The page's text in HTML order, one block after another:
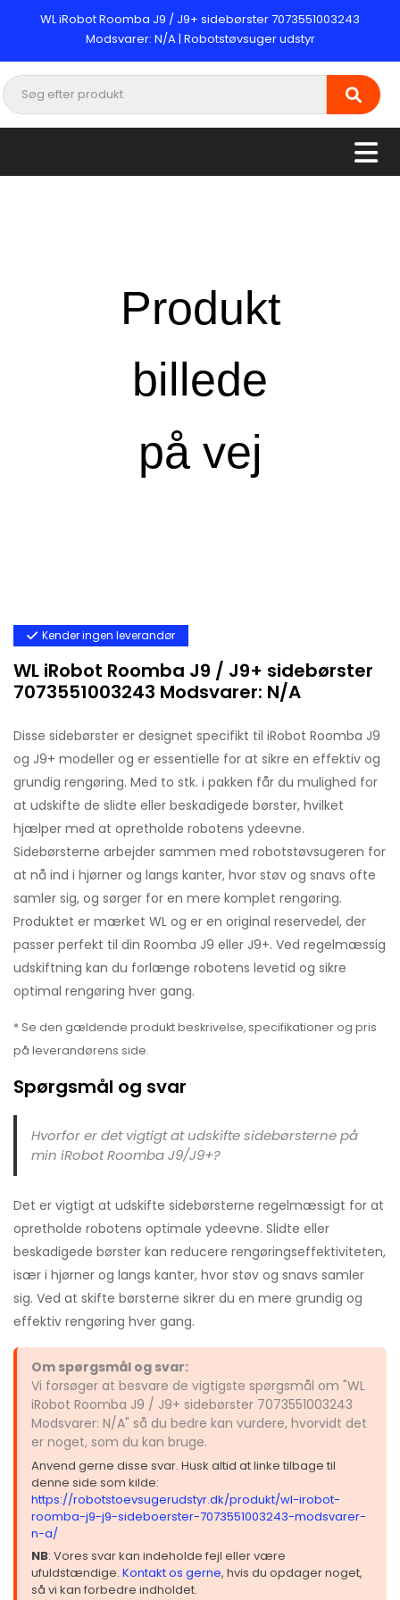
WL iRobot Roomba J9 / J9+ sidebørster 7073551003243
Modsvarer: N/A | Robotstøvsuger udstyr
Kender ingen leverandør
WL iRobot Roomba J9 / J9+ sidebørster
7073551003243 Modsvarer: N/A
Disse sidebørster er designet specifikt til iRobot Roomba J9
og J9+ modeller og er essentielle for at sikre en effektiv og
grundig rengøring. Med to stk. i pakken får du mulighed for
at udskifte de slidte eller beskadigede børster, hvilket
hjælper med at opretholde robotens ydeevne.
Sidebørsterne arbejder sammen med robotstøvsugeren for
at nå ind i hjørner og langs kanter, hvor støv og snavs ofte
samler sig, og sørger for en mere komplet rengøring.
Produktet er mærket WL og er en original reservedel, der
passer perfekt til din Roomba J9 eller J9+. Ved regelmæssig
udskiftning kan du forlænge robotens levetid og sikre
optimal rengøring hver gang.
* Se den gældende produkt beskrivelse, specifikationer og pris
på leverandørens side.
Spørgsmål og svar
Hvorfor er det vigtigt at udskifte sidebørsterne på
min iRobot Roomba J9/J9+?
Det er vigtigt at udskifte sidebørsterne regelmæssigt for at
opretholde robotens optimale ydeevne. Slidte eller
beskadigede børster kan reducere rengøringseffektiviteten,
især i hjørner og langs kanter, hvor støv og snavs samler
sig. Ved at skifte børsterne sikrer du en mere grundig og
effektiv rengøring hver gang.
Om spørgsmål og svar:
Vi forsøger at besvare de vigtigste spørgsmål om "WL
iRobot Roomba J9 / J9+ sidebørster 7073551003243
Modsvarer: N/A" så du bedre kan vurdere, hvorvidt det
er noget, som du kan bruge.
Anvend gerne disse svar. Husk altid at linke tilbage til
denne side som kilde:
https://robotstoevsugerudstyr.dk/produkt/wl-irobot-
roomba-j9-j9-sideboerster-7073551003243-modsvarer-
n-a/
NB: Vores svar kan indeholde fejl eller være
ufuldstændige. Kontakt os gerne, hvis du opdager noget,
så vi kan forbedre indholdet.